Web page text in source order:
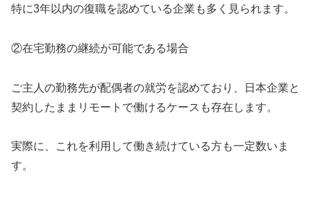
特に3年以内の復職を認めている企業も多く見られます。
②在宅勤務の継続が可能である場合
ご主人の勤務先が配偶者の就労を認めており、日本企業と
契約したままリモートで働けるケースも存在します。
実際に、これを利用して働き続けている方も一定数いま
す。